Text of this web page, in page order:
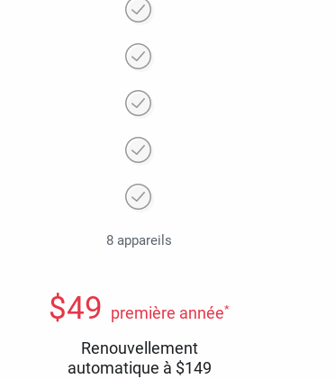
8 appareils
$49 première année*
Renouvellement
automatique à $149